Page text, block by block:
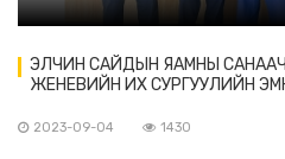
ЭЛЧИН САЙДЫН ЯАМНЫ
ЖЕНЕВИЙН ИХ СУРГУУЛИЙН
2023-09-04 1430